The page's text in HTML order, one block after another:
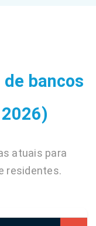
bancos
atuais para
residentes.